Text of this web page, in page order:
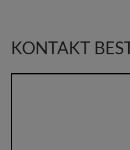
KONTAKT